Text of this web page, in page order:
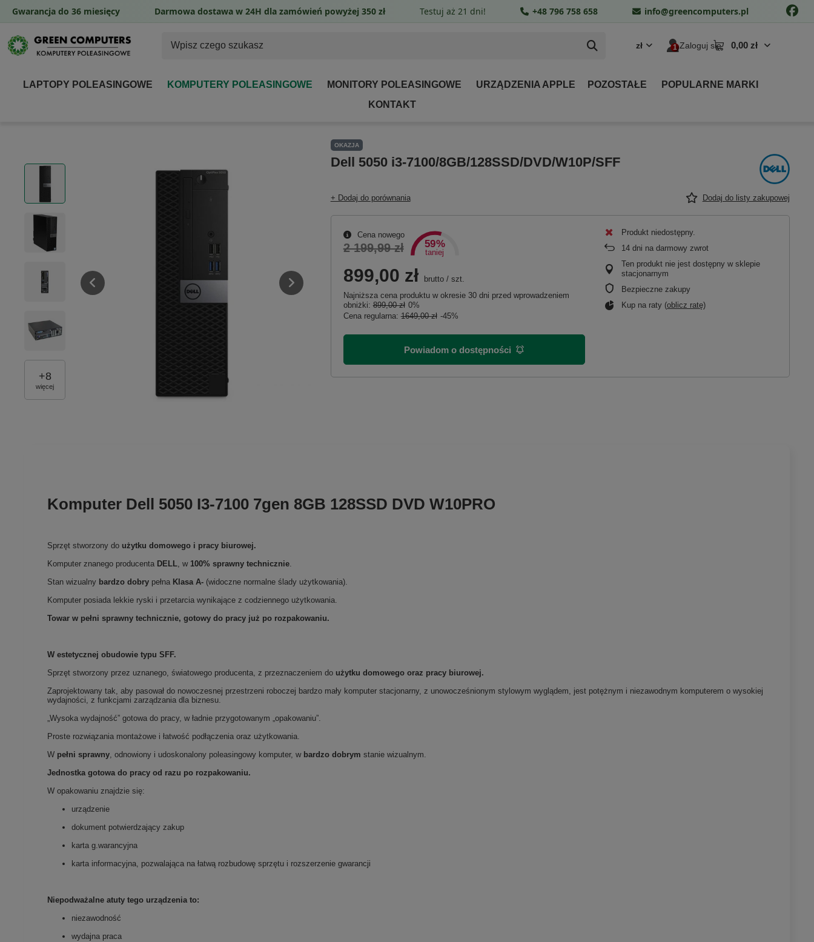
zł Zaloguj się 0,00 zł
LAPTOPY POLEASINGOWE KOMPUTERY POLEASINGOWE MONITORY POLEASINGOWE URZĄDZENIA APPLE POZOSTAŁE
POPULARNE MARKI
KONTAKT
+8
więcej
OKAZJA
Dell 5050 i3-7100/8GB/128SSD/DVD/W10P/SFF
+ Dodaj do porównania Dodaj do listy zakupowej
Cena nowego
2 199,99 zł 59%
taniej
899,00 zł brutto/ szt.
Najniższa cena produktu w okresie 30 dni przed wprowadzeniem
obniżki:899,00 zł 0%
Cena regularna:1649,00 zł -45%
Powiadom o dostępności
Produkt niedostępny
14 dni na darmowy zwrot
Ten produkt nie jest dostępny w sklepie
stacjonarnym
Bezpieczne zakupy
Kup na raty (oblicz ratę)
Komputer Dell 5050 I3-7100 7gen 8GB 128SSD DVD W10PRO
Sprzęt stworzony do użytku domowego i pracy biurowej.
Komputer znanego producenta DELL, w 100% sprawny technicznie.
Stan wizualny bardzo dobry pełna KlasaA- (widoczne normalne ślady użytkowania).
Komputer posiada lekkie ryski i przetarcia wynikające z codziennego użytkowania.
Towar w pełni sprawny technicznie, gotowy do pracy już po rozpakowaniu.
W estetycznej obudowie typu SFF.
Sprzęt stworzony przez uznanego, światowego producenta, z przeznaczeniem do użytku domowego oraz pracy biurowej.
Zaprojektowany tak, aby pasował do nowoczesnej przestrzeni roboczej bardzo mały komputer stacjonarny, z unowocześnionym stylowym wyglądem, jest potężnym i niezawodnym komputerem o wysokiej
wydajności, z funkcjami zarządzania dla biznesu.
„Wysoka wydajność” gotowa do pracy, w ładnie przygotowanym „opakowaniu”.
Proste rozwiązania montażowe i łatwość podłączenia oraz użytkowania.
W pełni sprawny, odnowiony i udoskonalony poleasingowy komputer, w bardzo dobrym stanie wizualnym.
Jednostka gotowa do pracy od razu po rozpakowaniu.
W opakowaniu znajdzie się:
urządzenie
dokument potwierdzający zakup
karta g.warancyjna
karta informacyjna, pozwalająca na łatwą rozbudowę sprzętu i rozszerzenie gwarancji
Niepodważalne atuty tego urządzenia to:
niezawodność
wydajna praca
Gwarancja do 36 miesięcy Darmowa dostawa w 24H dla zamówień powyżej 350 zł Testuj aż 21 dni! +48 796 758 658 info@greencomputers.pl